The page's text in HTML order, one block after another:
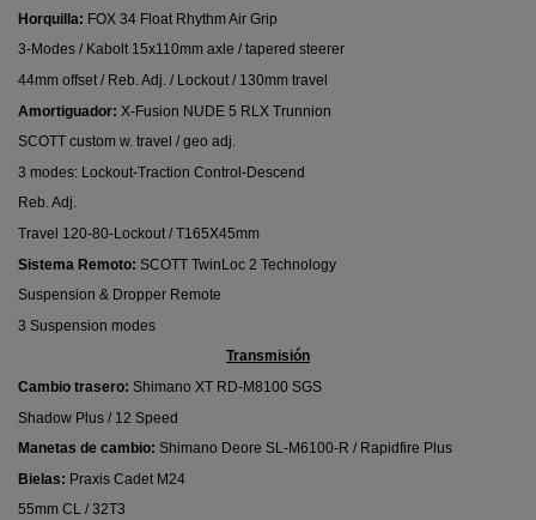
Horquilla: FOX 34 Float Rhythm Air Grip
3-Modes / Kabolt 15x110mm axle / tapered steerer
44mm offset / Reb. Adj. / Lockout / 130mm travel
Amortiguador: X-Fusion NUDE 5 RLX Trunnion
SCOTT custom w. travel / geo adj.
3 modes: Lockout-Traction Control-Descend
Reb. Adj.
Travel 120-80-Lockout / T165X45mm
Sistema Remoto: SCOTT TwinLoc 2 Technology
Suspension & Dropper Remote
3 Suspension modes
Transmisión
Cambio trasero: Shimano XT RD-M8100 SGS
Shadow Plus / 12 Speed
Manetas de cambio: Shimano Deore SL-M6100-R / Rapidfire Plus
Bielas: Praxis Cadet M24
55mm CL / 32T3